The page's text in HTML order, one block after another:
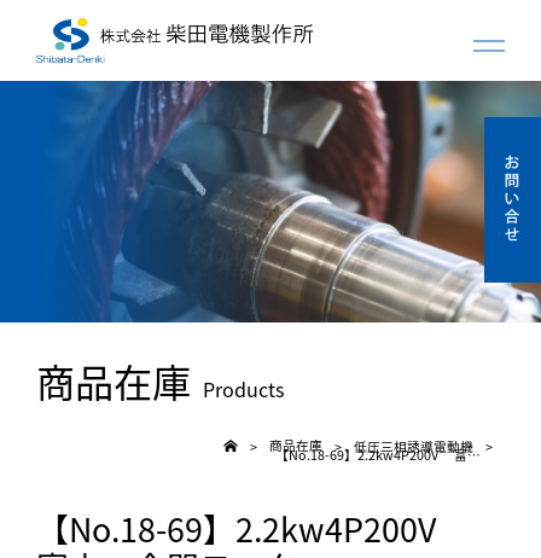
商品在庫 Products
> 商品在庫 > 低圧三相誘導電動機 >
【No.18-69】2.2kw4P200V 富士 全閉モーター
【No.18-69】2.2kw4P200V